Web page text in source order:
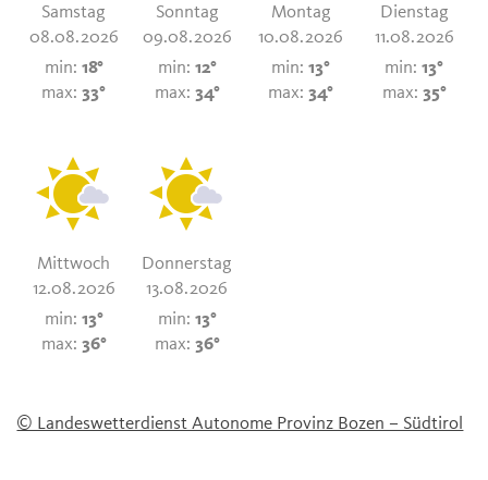
Samstag
08.08.2026
min: 18°
max:33°
Sonntag
09.08.2026
min: 12°
max: 34°
Montag
10.08.2026
min:13°
max:34°
Dienstag
11.08.2026
min:13°
max: 35°
Mittwoch
12.08.2026
min: 13°
max: 36°
Donnerstag
13.08.2026
min: 13°
max: 36°
© Landeswetterdienst Autonome Provinz Bozen – Südtirol